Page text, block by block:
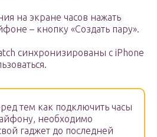
на экране часов нажать
– кнопку «Создать пару».
синхронизированы с iPhone
тем как подключить часы
необходимо
гаджет до последней